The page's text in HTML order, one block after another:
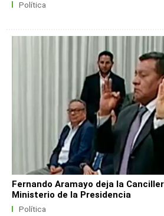
Política
Fernando Aramayo deja la
Ministerio de la Presidencia
Política